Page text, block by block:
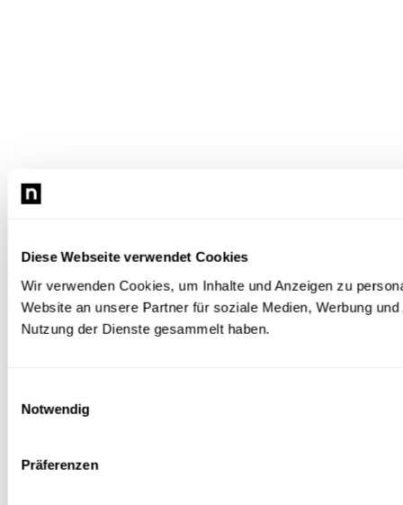
Diese Webseite verwendet Cookies
Wir verwenden Cookies, um Inhalte und Anzeigen zu
Website an unsere Partner für soziale Medien, Werbung
Nutzung der Dienste gesammelt haben.
Notwendig
Präferenzen